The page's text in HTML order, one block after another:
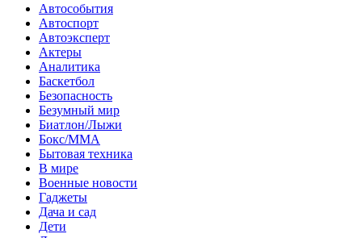
Автособытия
Автоспорт
Автоэксперт
Актеры
Аналитика
Баскетбол
Безопасность
Безумный мир
Биатлон/Лыжи
Бокс/MMA
Бытовая техника
В мире
Военные новости
Гаджеты
Дача и сад
Дети